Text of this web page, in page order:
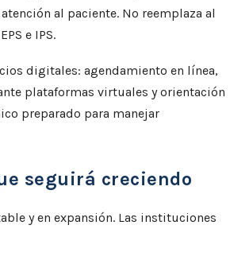
al paciente. No reemplaza al
e IPS.
digitales: agendamiento en línea,
plataformas virtuales y orientación
preparado para manejar
seguirá creciendo
y en expansión. Las instituciones